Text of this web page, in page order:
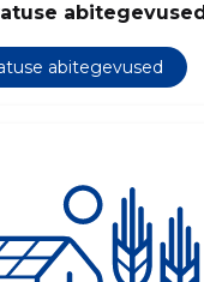
abitegevused
abitegevused